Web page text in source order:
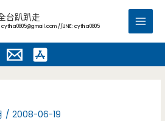
台趴趴走
cythia0805@gmail.com //LINE: cythia0805
Main
/2008-06-19